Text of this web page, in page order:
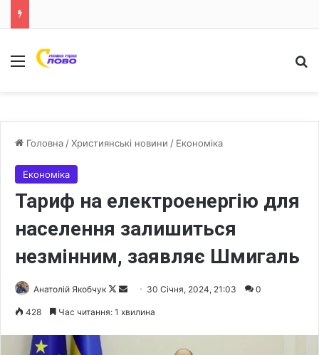
Меню
Головна /Християнські новини / Економіка
Економіка
Тариф на електроенергію для
населення залишиться
незмінним, заявляє Шмигаль
Анатолій Якобчук
F
30 Січня, 2024, 21:03 0
428 Час читання: 1 хвилина